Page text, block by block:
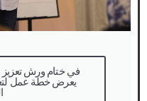
في ختام ورش تعزيز
يعرض خطة عمل